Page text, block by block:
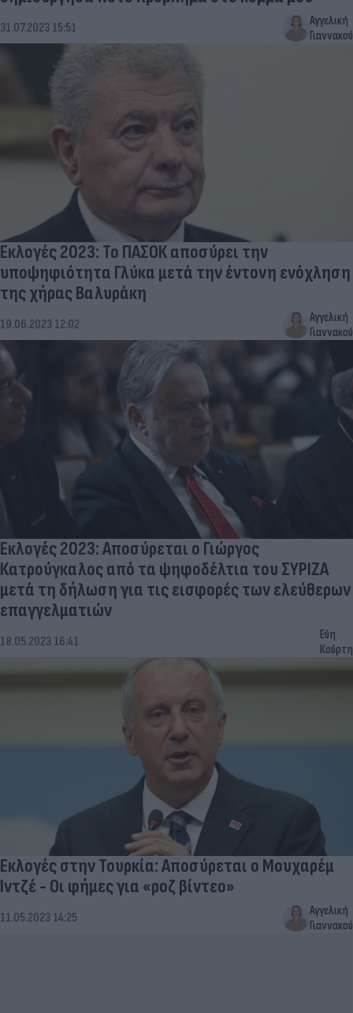
31.07.2023 15:51
Αγγελική
Γιαννακού
Εκλογές 2023: Το ΠΑΣΟΚ αποσύρει την
υποψηφιότητα Γλύκα μετά την έντονη ενόχληση
της χήρας Βαλυράκη
19.06.2023 12:02
Αγγελική
Γιαννακού
Εκλογές 2023: Αποσύρεται ο Γιώργος
Κατρούγκαλος από τα ψηφοδέλτια του ΣΥΡΙΖΑ
μετά τη δήλωση για τις εισφορές των ελεύθερων
επαγγελματιών
18.05.2023 16:41
Εύη
Κούρτη
Εκλογές στην Τουρκία: Αποσύρεται ο Μουχαρέμ
Ιντζέ - Οι φήμες για «ροζ βίντεο»
11.05.2023 14:25
Αγγελική
Γιαννακού